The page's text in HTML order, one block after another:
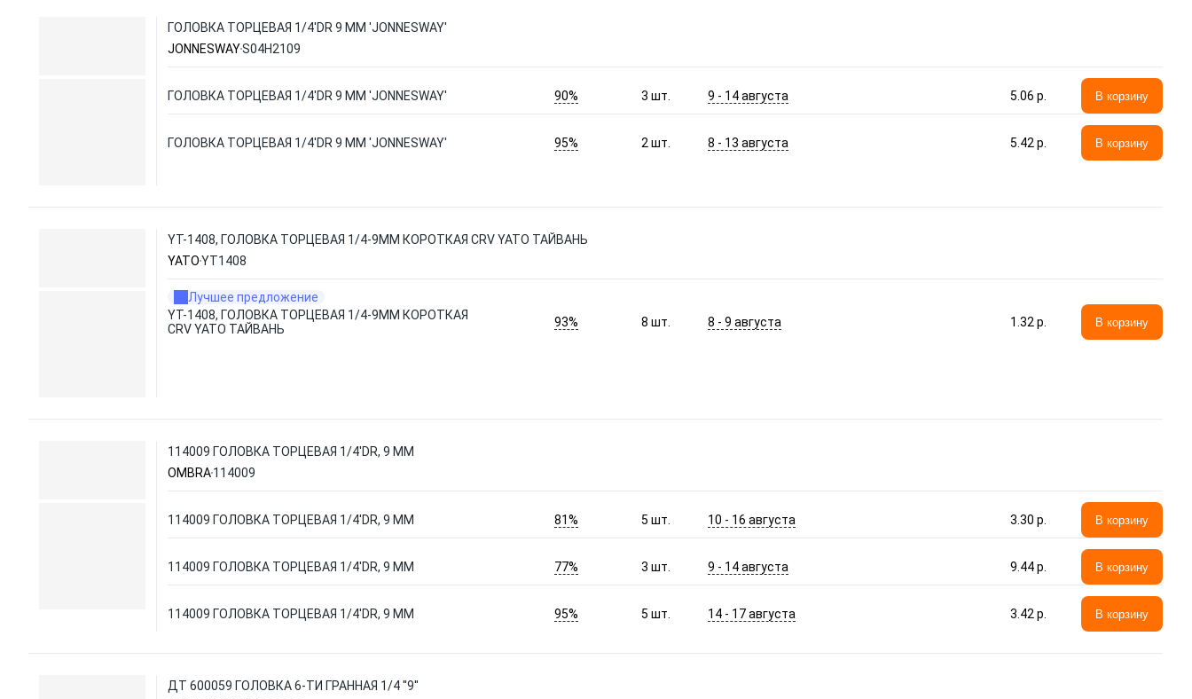
ГОЛОВКА ТОРЦЕВАЯ 1/4'DR 9 ММ 'JONNESWAY'
JONNESWAYS04H2109
ГОЛОВКА ТОРЦЕВАЯ 1/4'DR 9 ММ 'JONNESWAY' 90% 3шт. 9 - 14 августа 5.06 p. В корзину
ГОЛОВКА ТОРЦЕВАЯ 1/4'DR 9 ММ 'JONNESWAY' 95% 2шт. 8 - 13 августа 5.42 p. В корзину
YT-1408, ГОЛОВКА ТОРЦЕВАЯ 1/4-9ММ КОРОТКАЯ CRV YATO ТАЙВАНЬ
YATOYT1408
Лучшее предложение
YT-1408, ГОЛОВКА ТОРЦЕВАЯ 1/4-9ММ КОРОТКАЯ
CRV YATO ТАЙВАНЬ
93% 8шт. 8 - 9 августа 1.32 p. В корзину
114009 ГОЛОВКА ТОРЦЕВАЯ 1/4'DR, 9 ММ
OMBRA114009
114009 ГОЛОВКА ТОРЦЕВАЯ 1/4'DR, 9 ММ 81% 5шт. 10 - 16 августа 3.30 p. В корзину
114009 ГОЛОВКА ТОРЦЕВАЯ 1/4'DR, 9 ММ 77% 3шт. 9 - 14 августа 9.44 p. В корзину
114009 ГОЛОВКА ТОРЦЕВАЯ 1/4'DR, 9 ММ 95% 5шт. 14 - 17 августа 3.42 p. В корзину
ДТ 600059 ГОЛОВКА 6-ТИ ГРАННАЯ 1/4 ''9''